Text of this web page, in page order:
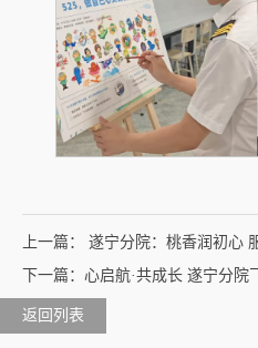
上一篇： 遂宁分院：桃香润初心
返回列表